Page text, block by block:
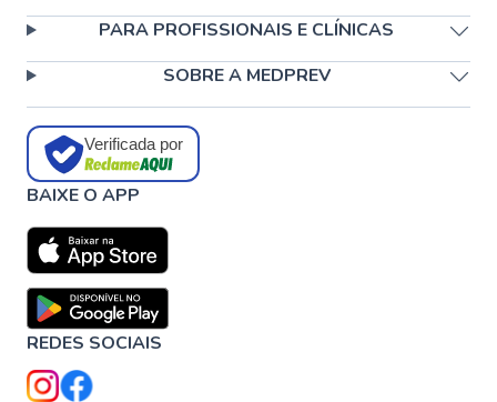
PARA PROFISSIONAIS E CLÍNICAS
SOBRE A MEDPREV
Verificada por
BAIXE O APP
REDES SOCIAIS